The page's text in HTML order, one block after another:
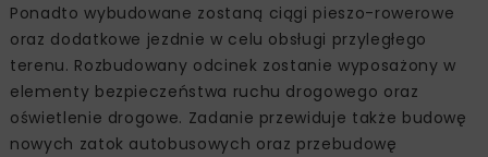
Ponadto wybudowane zostaną ciągi pieszo-rowerowe
oraz dodatkowe jezdnie w celu obsługi przyległego
terenu. Rozbudowany odcinek zostanie wyposażony w
elementy bezpieczeństwa ruchu drogowego oraz
oświetlenie drogowe. Zadanie przewiduje także budowę
nowych zatok autobusowych oraz przebudowę